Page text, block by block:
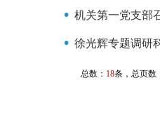
机关第一党支部
徐光辉专题调研
总数： 18条，总页数